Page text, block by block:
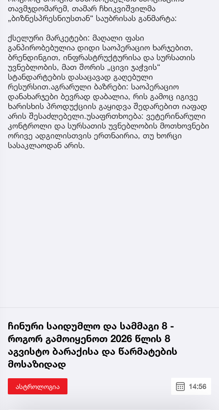
თავმჯდომარემ, თამარ ჩხიკვიშვილმა
„ბიზნესპრესნიუსთან“ საუბრისას განმარტა:
ქსელური მარკეტები: მაღალი ფასი
განპირობებულია დიდი საოპერაციო ხარჯებით,
ბრენდინგით, ინფრასტრუქტურისა და სურსათის
უვნებლობის, მათ შორის „ცივი ჯაჭვის“
სტანდარტების დასაცავად გაღებული
რესურსით.აგრარული ბაზრები: საოპერაციო
დანახარჯები ბევრად დაბალია, რის გამოც იგივე
ხარისხის პროდუქციის გაყიდვა შედარებით იაფად
არის შესაძლებელი.უსაფრთხოება: ვეტერინარული
კონტროლი და სურსათის უვნებლობის მოთხოვნები
ორივე ადგილისთვის ერთნაირია, თუ ხორცი
სასაკლაოდან არის.
ჩინური საიდუმლო და სამმაგი 8 -
როგორ გამოიყენოთ 2026 წლის 8
აგვისტო ბარაქისა და წარმატების
მოსაზიდად
ასტროლოგია 14:56